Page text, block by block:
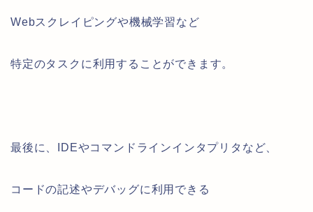
Webスクレイピングや機械学習など
特定のタスクに利用することができます。
最後に、IDEやコマンドラインインタプリタなど、
コードの記述やデバッグに利用できる